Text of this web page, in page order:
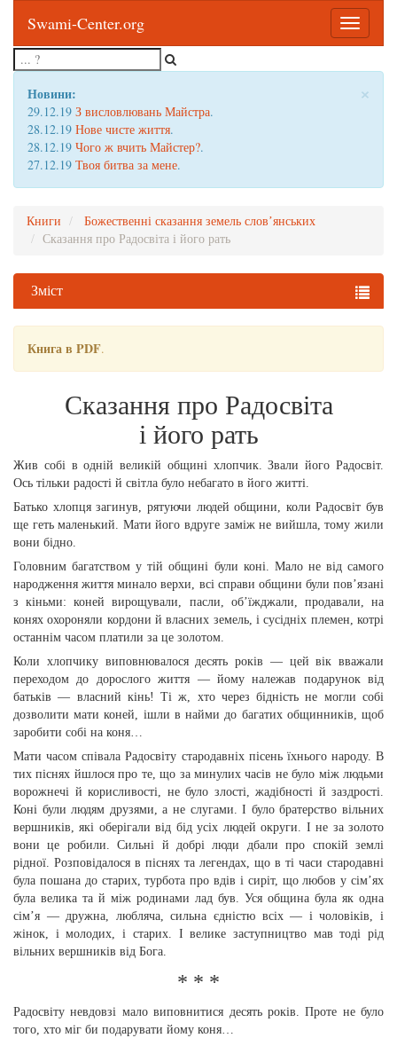
Toggle
Swami-Center.org
×
Новини:
29.12.19 З висловлювань Майстра.
28.12.19 Нове чисте життя.
28.12.19 Чого ж вчить Майстер?.
27.12.19 Твоя битва за мене.
Книги
Божественні сказання земель слов’янських
Сказання про Радосвіта і його рать
Зміст
Книга в PDF.
Сказання про Радосвіта
і його рать
Жив собі в одній великій общині хлопчик. Звали його Радосвіт.
Ось тільки радості й світла було небагато в його житті.
Батько хлопця загинув, рятуючи людей общини, коли Радосвіт був
ще геть маленький. Мати його вдруге заміж не вийшла, тому жили
вони бідно.
Головним багатством у тій общині були коні. Мало не від самого
народження життя минало верхи, всі справи общини були пов’язані
з кіньми: коней вирощували, пасли, об’їжджали, продавали, на
конях охороняли кордони й власних земель, і сусідніх племен, котрі
останнім часом платили за це золотом.
Коли хлопчику виповнювалося десять років — цей вік вважали
переходом до дорослого життя — йому належав подарунок від
батьків — власний кінь! Ті ж, хто через бідність не могли собі
дозволити мати коней, ішли в найми до багатих общинників, щоб
заробити собі на коня…
Мати часом співала Радосвіту стародавніх пісень їхнього народу. В
тих піснях йшлося про те, що за минулих часів не було між людьми
ворожнечі й корисливості, не було злості, жадібності й заздрості.
Коні були людям друзями, а не слугами. І було братерство вільних
вершників, які оберігали від бід усіх людей округи. І не за золото
вони це робили. Сильні й добрі люди дбали про спокій землі
рідної. Розповідалося в піснях та легендах, що в ті часи стародавні
була пошана до старих, турбота про вдів і сиріт, що любов у сім’ях
була велика та й між родинами лад був. Уся община була як одна
сім’я — дружна, любляча, сильна єдністю всіх — і чоловіків, і
жінок, і молодих, і старих. І велике заступництво мав тоді рід
вільних вершників від Бога.
* * *
Радосвіту невдовзі мало виповнитися десять років. Проте не було
того, хто міг би подарувати йому коня…